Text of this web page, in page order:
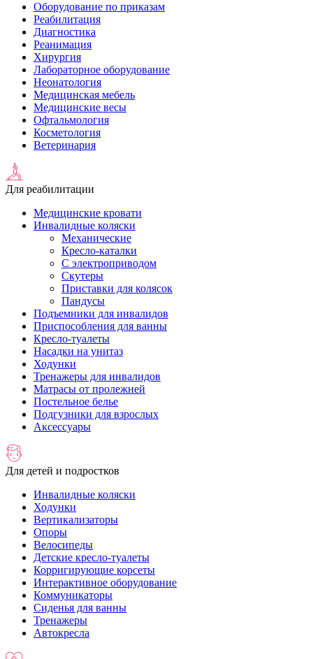
Оборудование по приказам
Реабилитация
Диагностика
Реанимация
Хирургия
Лабораторное оборудование
Неонатология
Медицинская мебель
Медицинские весы
Офтальмология
Косметология
Ветеринария
Для реабилитации
Медицинские кровати
Инвалидные коляски
Механические
Кресло-каталки
С электроприводом
Скутеры
Приставки для колясок
Пандусы
Подъемники для инвалидов
Приспособления для ванны
Кресло-туалеты
Насадки на унитаз
Ходунки
Тренажеры для инвалидов
Матрасы от пролежней
Постельное белье
Подгузники для взрослых
Аксессуары
Для детей и подростков
Инвалидные коляски
Ходунки
Вертикализаторы
Опоры
Велосипеды
Детские кресло-туалеты
Корригирующие корсеты
Интерактивное оборудование
Коммуникаторы
Сиденья для ванны
Тренажеры
Автокресла